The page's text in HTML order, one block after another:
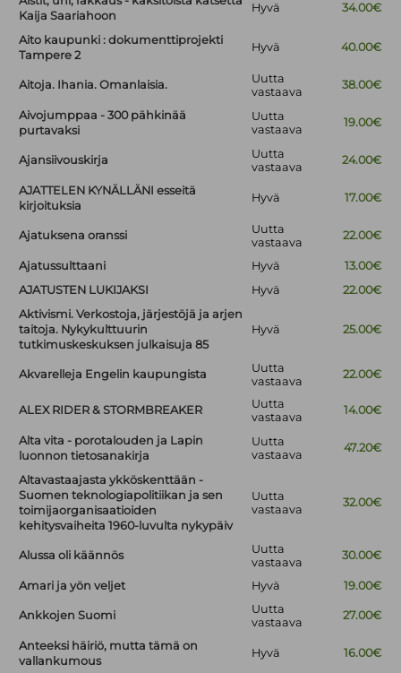
Kaija Saariahoon
Hyvä 34.00€
Aito kaupunki : dokumenttiprojekti
Tampere 2
Hyvä 40.00€
Aitoja. Ihania. Omanlaisia.
Uutta
vastaava
38.00€
Aivojumppaa - 300 pähkinää
purtavaksi
Uutta
vastaava
19.00€
Ajansiivouskirja
Uutta
vastaava
24.00€
AJATTELEN KYNÄLLÄNI esseitä
kirjoituksia
Hyvä 17.00€
Ajatuksena oranssi
Uutta
vastaava
22.00€
Ajatussulttaani Hyvä
13.00€
AJATUSTEN LUKIJAKSI
Hyvä
22.00€
Aktivismi. Verkostoja, järjestöjä ja arjen
taitoja. Nykykulttuurin
tutkimuskeskuksen julkaisuja 85
Hyvä 25.00€
Akvarelleja Engelin kaupungista
Uutta
vastaava
22.00€
ALEX RIDER & STORMBREAKER
Uutta
vastaava
14.00€
Alta vita - porotalouden ja Lapin
luonnon tietosanakirja
Uutta
vastaava
47.20€
Altavastaajasta ykköskenttään -
Suomen teknologiapolitiikan ja sen
toimijaorganisaatioiden
kehitysvaiheita 1960-luvulta nykypäiv
Uutta
vastaava
32.00€
Alussa oli käännös
Uutta
vastaava
30.00€
Amari ja yön veljet Hyvä 19.00€
Ankkojen Suomi
Uutta
vastaava
27.00€
Anteeksi häiriö, mutta tämä on
vallankumous
Hyvä 16.00€